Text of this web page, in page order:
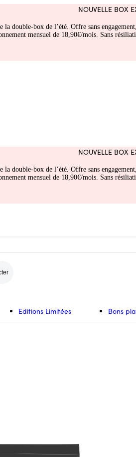
NOUVELLE BOX
la double-box de l’été. Offre sans
mensuel de 18,90€/mois. Sans
NOUVELLE BOX
la double-box de l’été. Offre sans
mensuel de 18,90€/mois. Sans
Editions Limitées Bons